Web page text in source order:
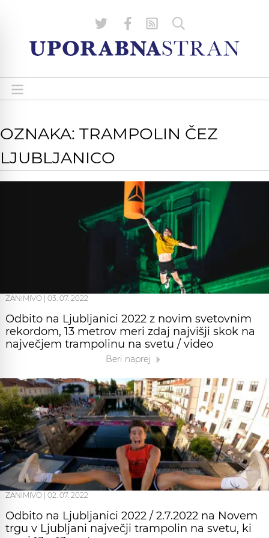
OZNAKA: TRAMPOLIN ČEZ
LJUBLJANICO
ZANIMIVO 03. 07. 2022
Odbito na Ljubljanici 2022 z novim svetovnim
rekordom, 13 metrov meri zdaj najvišji skok na
največjem trampolinu na svetu / video
Beri naprej
ZANIMIVO 02. 07. 2022
Odbito na Ljubljanici 2022 / 2.7.2022 na Novem
trgu v Ljubljani največji trampolin na svetu, ki